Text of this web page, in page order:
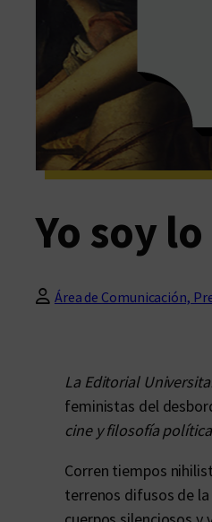
Yo soy
Área de Comunicación,
La Editorial
feministas del
cine y filosofía
Corren tiempos
terrenos difusos de